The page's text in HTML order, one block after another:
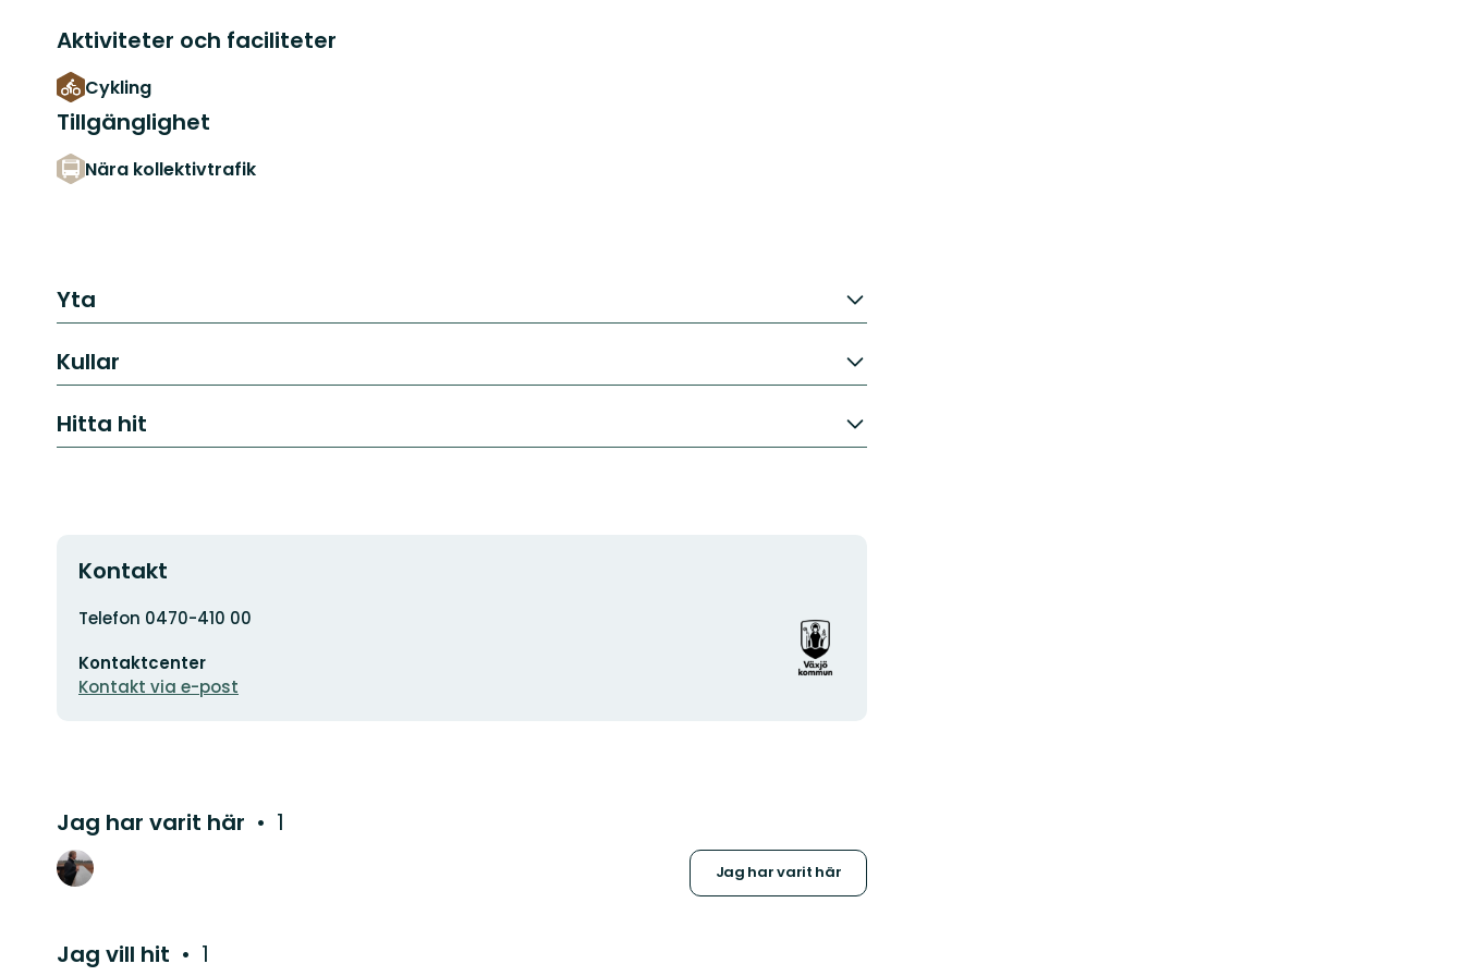
Aktiviteter och faciliteter
Cykling
Tillgänglighet
Nära kollektivtrafik
Yta
Kullar
Hitta hit
Kontakt
Adress
Telefon 0470-410 00
postadress
Kontaktcenter
Kontakt via e-post
Organisationens
logotyp
Jag har varit här 1
Jag har varit här
Jag vill hit 1